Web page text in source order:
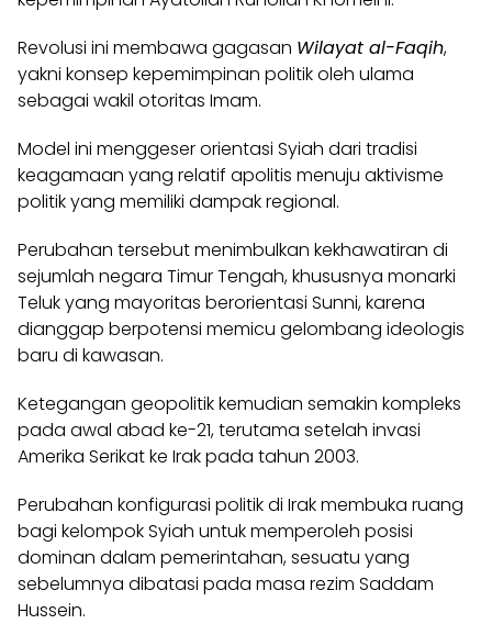
Revolusi ini membawa gagasan Wilayat al-Faqih,
yakni konsep kepemimpinan politik oleh ulama
sebagai wakil otoritas Imam.
Model ini menggeser orientasi Syiah dari tradisi
keagamaan yang relatif apolitis menuju aktivisme
politik yang memiliki dampak regional.
Perubahan tersebut menimbulkan kekhawatiran di
sejumlah negara Timur Tengah, khususnya monarki
Teluk yang mayoritas berorientasi Sunni, karena
dianggap berpotensi memicu gelombang ideologis
baru di kawasan.
Ketegangan geopolitik kemudian semakin kompleks
pada awal abad ke-21, terutama setelah invasi
Amerika Serikat ke Irak pada tahun 2003.
Perubahan konfigurasi politik di Irak membuka ruang
bagi kelompok Syiah untuk memperoleh posisi
dominan dalam pemerintahan, sesuatu yang
sebelumnya dibatasi pada masa rezim Saddam
Hussein.